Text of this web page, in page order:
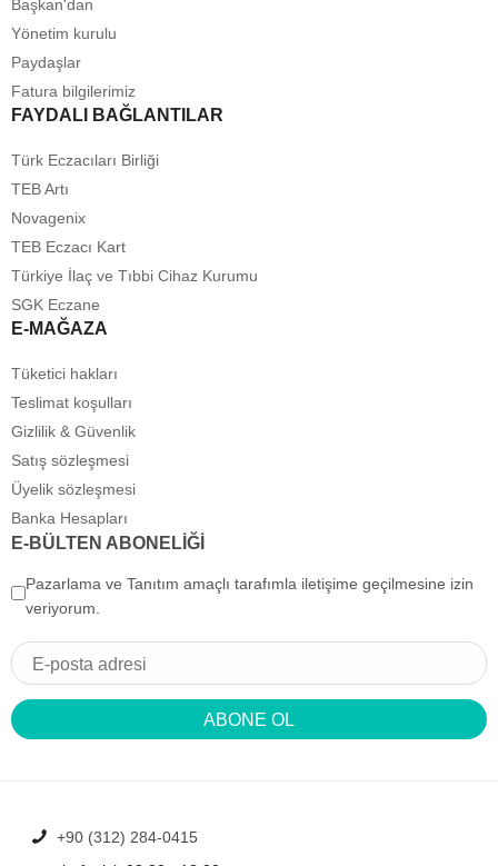
Başkan'dan
Yönetim kurulu
Paydaşlar
Fatura bilgilerimiz
FAYDALI BAĞLANTILAR
Türk Eczacıları Birliği
TEB Artı
Novagenix
TEB Eczacı Kart
Türkiye İlaç ve Tıbbi Cihaz Kurumu
SGK Eczane
E-MAĞAZA
Tüketici hakları
Teslimat koşulları
Gizlilik & Güvenlik
Satış sözleşmesi
Üyelik sözleşmesi
Banka Hesapları
E-BÜLTEN ABONELİĞİ
Pazarlama ve Tanıtım amaçlı tarafımla iletişime geçilmesine izin
veriyorum.
ABONE OL
+90 (312) 284-0415